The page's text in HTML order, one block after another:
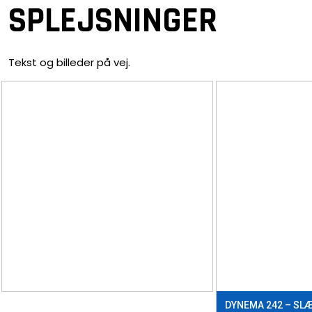
SPLEJSNINGER
Tekst og billeder på vej.​
DYNEMA 242 –